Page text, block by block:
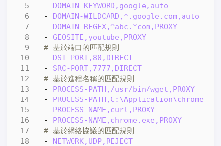
- DOMAIN-KEYWORD,google,auto
- DOMAIN-WILDCARD,*.google.com,auto
- DOMAIN-REGEX,^abc.*com,PROXY
- GEOSITE,youtube,PROXY
# 基於端口的匹配規則
- DST-PORT,80,DIRECT
- SRC-PORT,7777,DIRECT
# 基於進程名稱的匹配規則
- PROCESS-PATH,/usr/bin/wget,PROXY
- PROCESS-
- PROCESS-NAME,curl,PROXY
- PROCESS-NAME,chrome.exe,PROXY
# 基於網絡協議的匹配規則
- NETWORK,UDP,REJECT